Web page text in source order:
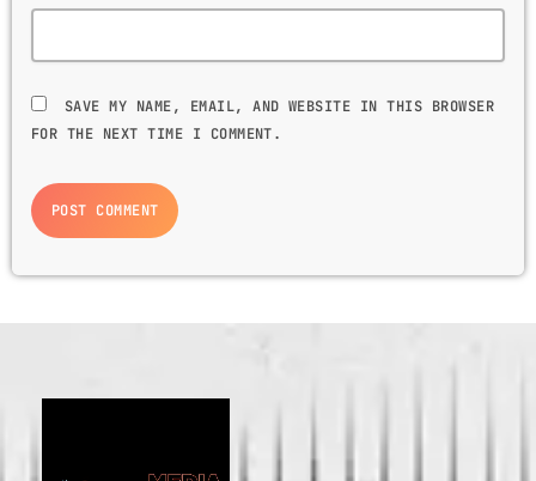
SAVE MY NAME, EMAIL, AND WEBSITE IN THIS BROWSER
FOR THE NEXT TIME I COMMENT.